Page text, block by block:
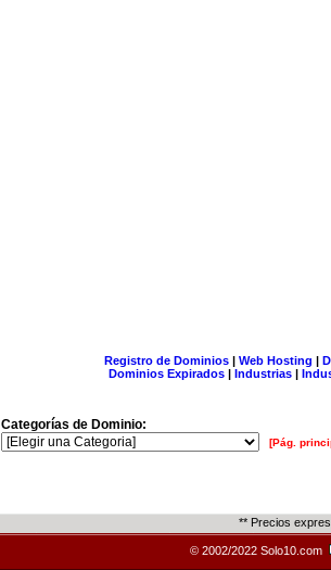
Registro de Dominios| Web Hosting |
Dominios Expirados | Industrias |
Categorías de Dominio:
[Pág.
** Precios
© 2002/2022 Solo10.com